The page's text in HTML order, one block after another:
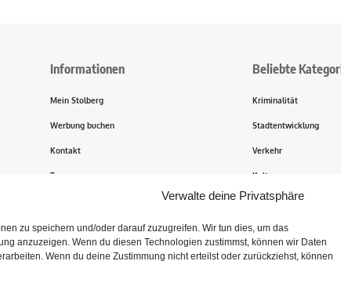
Verwalte deine Privatsphäre
zu speichern und/oder darauf zuzugreifen. Wir tun dies, um das
anzuzeigen. Wenn du diesen Technologien zustimmst, können wir Daten
Wenn du deine Zustimmung nicht erteilst oder zurückziehst, können
Informationen
Mein Stolberg
Werbung buchen
Kontakt
Transparenz
Beliebte
Kriminalität
Stadtentwicklung
Verkehr
Kultur